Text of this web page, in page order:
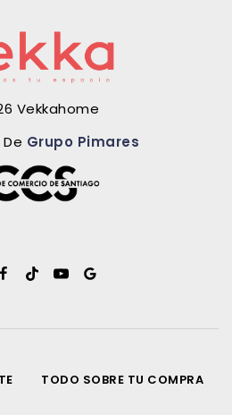
Vekkahome
Grupo Pimares
TODO SOBRE TU COMPRA